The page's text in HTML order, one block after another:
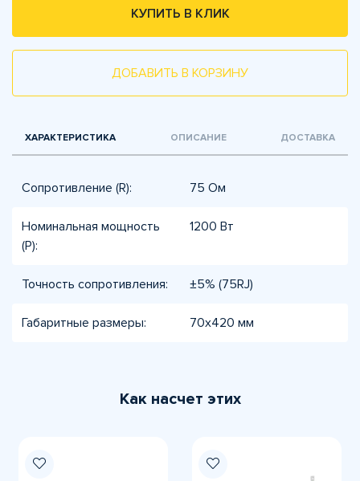
КУПИТЬ В КЛИК
ДОБАВИТЬ В КОРЗИНУ
ХАРАКТЕРИСТИКА ОПИСАНИЕ ДОСТАВКА
Сопротивление (R): 75 Ом
Номинальная мощность
(P):
1200 Вт
Точность сопротивления: ±5% (75RJ)
Габаритные размеры: 70x420 мм
Как насчет этих